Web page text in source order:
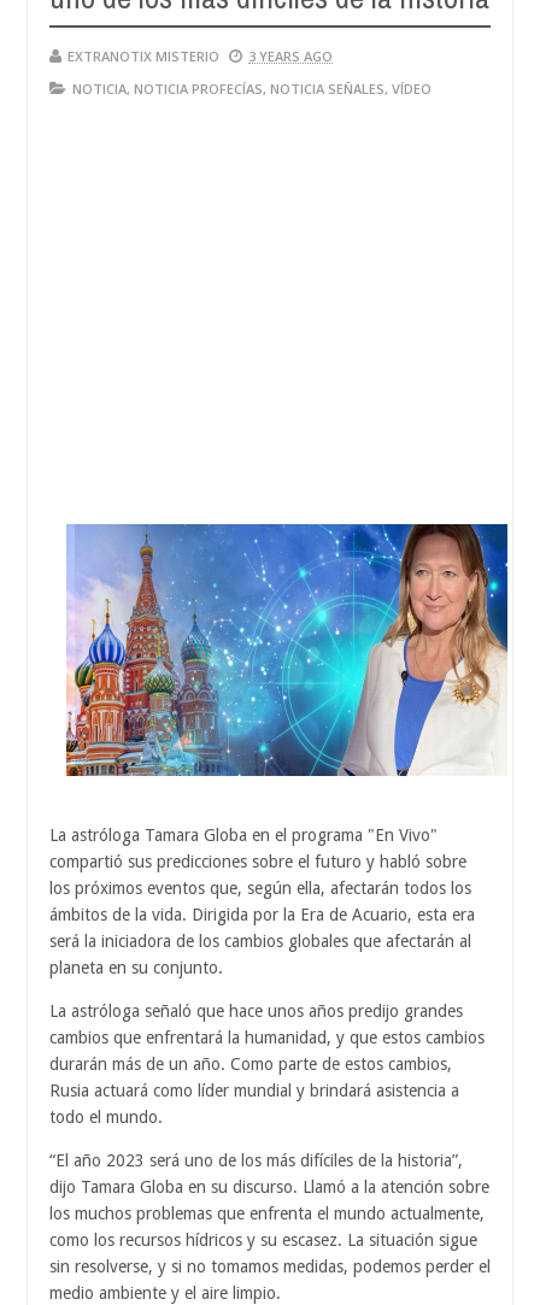
EXTRANOTIX MISTERIO
3 YEARS AGO
NOTICIA, NOTICIA PROFECÍAS, NOTICIA SEÑALES, VÍDEO
La astróloga Tamara Globa en el programa "En Vivo"
compartió sus predicciones sobre el futuro y habló sobre
los próximos eventos que, según ella, afectarán todos los
ámbitos de la vida. Dirigida por la Era de Acuario, esta era
será la iniciadora de los cambios globales que afectarán al
planeta en su conjunto.
La astróloga señaló que hace unos años predijo grandes
cambios que enfrentará la humanidad, y que estos cambios
durarán más de un año. Como parte de estos cambios,
Rusia actuará como líder mundial y brindará asistencia a
todo el mundo.
“El año 2023 será uno de los más difíciles de la historia”,
dijo Tamara Globa en su discurso. Llamó a la atención sobre
los muchos problemas que enfrenta el mundo actualmente,
como los recursos hídricos y su escasez. La situación sigue
sin resolverse, y si no tomamos medidas, podemos perder el
medio ambiente y el aire limpio.